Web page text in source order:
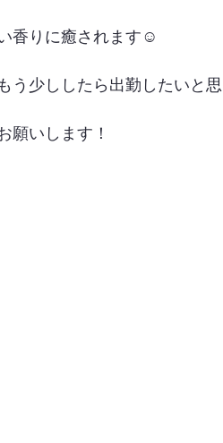
香りに癒されます☺️
う少ししたら出勤したいと思
願いします！